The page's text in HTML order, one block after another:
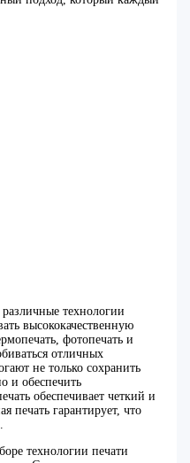
технологии
высококачественную
фотопечать и
отличных
не только сохранить
и обеспечить
обеспечивает четкий и
печать гарантирует, что
технологии печати